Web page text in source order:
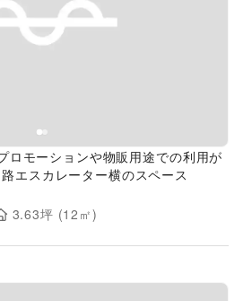
ロモーションや物販用途での利用が
エスカレーター横のスペース
3.63坪 (12 ㎡)